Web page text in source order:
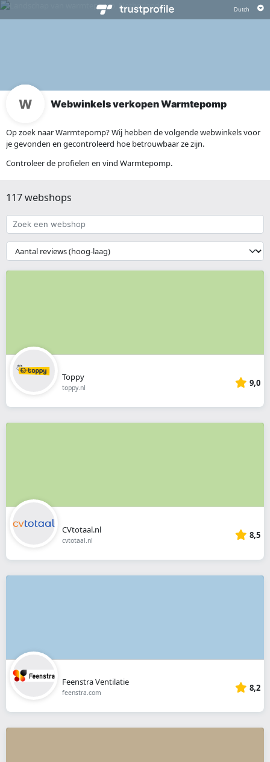
Webwinkels verkopen Warmtepomp
Op zoek naar Warmtepomp? Wij hebben de volgende webwinkels voor
je gevonden en gecontroleerd hoe betrouwbaar ze zijn.
Controleer de profielen en vind Warmtepomp.
117 webshops
Zoek
een
webshop
{{
__('Sort')
}}
Toppy
toppy.nl 9,0
CVtotaal.nl
cvtotaal.nl 8,5
Feenstra Ventilatie
feenstra.com 8,2